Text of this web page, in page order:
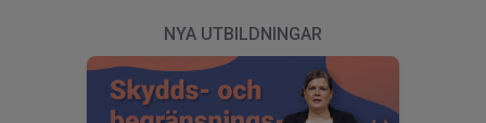
NYA UTBILDNINGAR